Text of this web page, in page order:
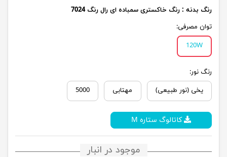
رنگ بدنه : رنگ خاکستری سمباده ای رال رنگ 7024
توان مصرفی:
120W
رنگ نور:
یخی (نور طبیعی) مهتابی 5000
کاتالوگ ستاره M
موجود در انبار